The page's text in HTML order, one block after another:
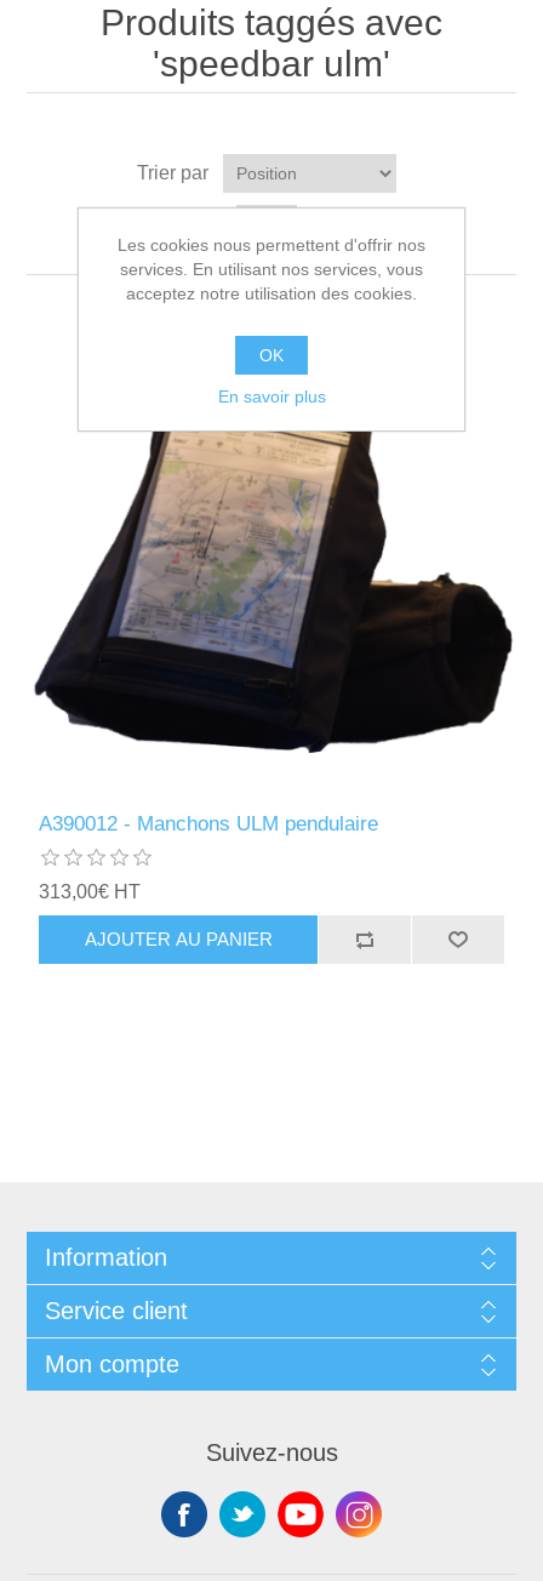
Produits taggés avec
'speedbar ulm'
Trier par
A390012 - Manchons ULM pendulaire
313,00€ HT
AJOUTER AU PANIER
Information
Service client
Mon compte
Suivez-nous
Les cookies nous permettent d'offrir nos
services. En utilisant nos services, vous
acceptez notre utilisation des cookies.
OK
En savoir plus